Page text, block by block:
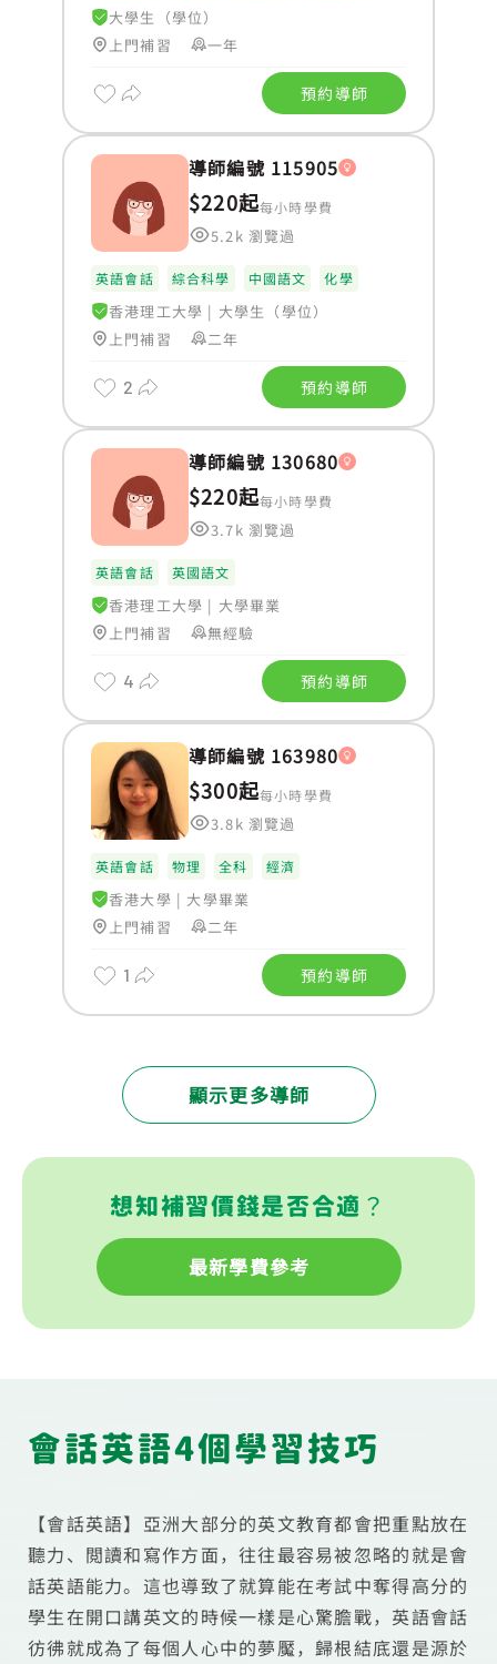
大學生（學位）
上門補習
一年
預約導師
導師編號 115905
$220起每小時學費
5.2k 瀏覽過
英語會話 綜合科學 中國語文 化學
香港理工大學 | 大學生（學位）
上門補習
二年
2 預約導師
導師編號 130680
$220起每小時學費
3.7k 瀏覽過
英語會話 英國語文
香港理工大學 | 大學畢業
上門補習
無經驗
4 預約導師
導師編號 163980
$300起每小時學費
3.8k 瀏覽過
英語會話 物理 全科 經濟
香港大學 | 大學畢業
上門補習
二年
1 預約導師
顯示更多導師
想知補習價錢是否合適？
最新學費參考
會話英語4個學習技巧
【會話英語】亞洲大部分的英文教育都會把重點放在
聽力、閲讀和寫作方面，往往最容易被忽略的就是會
話英語能力。這也導致了就算能在考試中奪得高分的
學生在開口講英文的時候一樣是心驚膽戰，英語會話
彷彿就成為了每個人心中的夢魘，歸根結底還是源於